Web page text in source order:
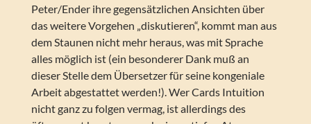
Peter/Ender ihre gegensätzlichen Ansichten über
das weitere Vorgehen „diskutieren“, kommt man aus
dem Staunen nicht mehr heraus, was mit Sprache
alles möglich ist (ein besonderer Dank muß an
dieser Stelle dem Übersetzer für seine kongeniale
Arbeit abgestattet werden!). Wer Cards Intuition
nicht ganz zu folgen vermag, ist allerdings des